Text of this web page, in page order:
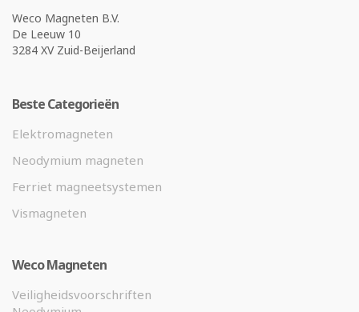
Weco Magneten B.V.
De Leeuw 10
3284 XV Zuid-Beijerland
Beste Categorieën
Elektromagneten
Neodymium magneten
Ferriet magneetsystemen
Vismagneten
Weco Magneten
Veiligheidsvoorschriften